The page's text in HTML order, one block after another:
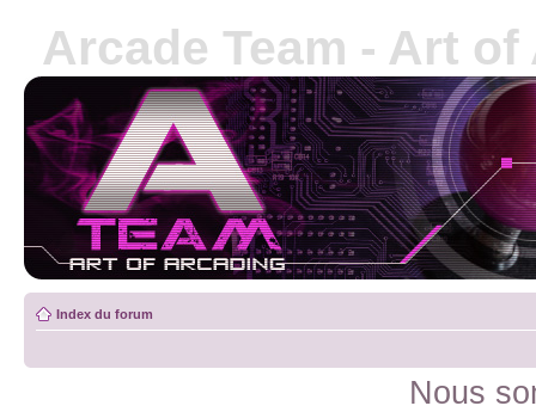
Arcade Team - Art
Index du forum
Nous